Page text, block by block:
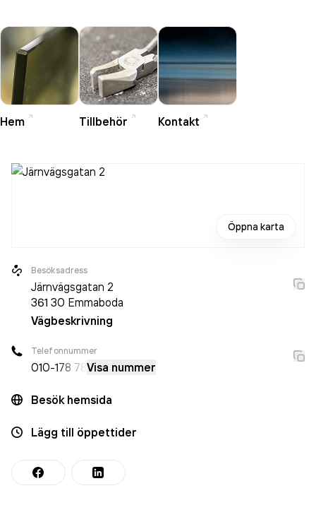
till din arbetsprocess.
Hem Tillbehör Kontakt
Öppna karta
Besöksadress
Järnvägsgatan 2
361 30 Emmaboda
Vägbeskrivning
Telefonnummer
010-178 78 Visa nummer
Besök hemsida
Lägg till öppettider